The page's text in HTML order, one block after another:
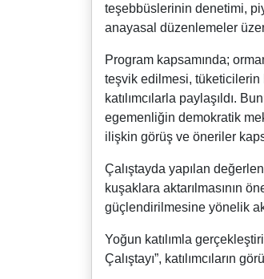
teşebbüslerinin denetimi,
anayasal düzenlemeler
Program kapsamında;
teşvik edilmesi, tüketicilerin
katılımcılarla paylaşıldı.
egemenliğin demokratik
ilişkin görüş ve öneriler
Çalıştayda yapılan
kuşaklara aktarılmasının
güçlendirilmesine yönelik
Yoğun katılımla
Çalıştayı”, katılımcıların